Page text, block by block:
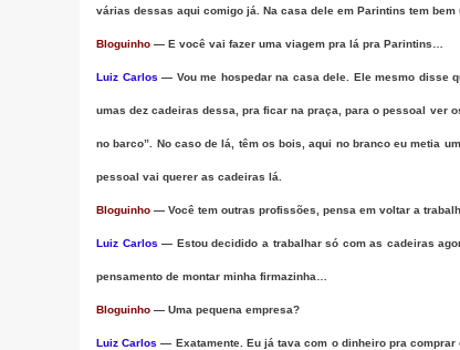
várias dessas aqui comigo já. Na casa dele em Parintins tem
Bloguinho — E você vai fazer uma viagem pra lá pra Parintins…
Luiz Carlos — Vou me hospedar na casa dele. Ele mesmo disse
umas dez cadeiras dessa, pra ficar na praça, para o pessoal ver
no barco”. No caso de lá, têm os bois, aqui no branco eu metia
pessoal vai querer as cadeiras lá.
Bloguinho — Você tem outras profissões, pensa em voltar a
Luiz Carlos — Estou decidido a trabalhar só com as cadeiras
pensamento de montar minha firmazinha…
Bloguinho — Uma pequena empresa?
Luiz Carlos — Exatamente. Eu já tava com o dinheiro pra